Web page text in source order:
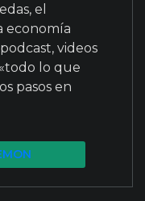
el
economía
videos
lo que
pasos en